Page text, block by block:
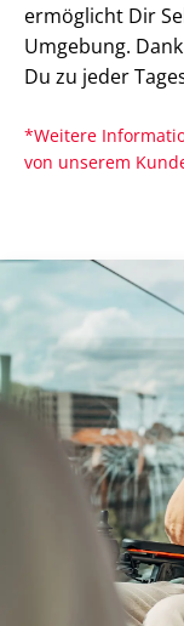
ermöglicht Dir
Umgebung.
Du zu jeder
*Weitere
von unserem